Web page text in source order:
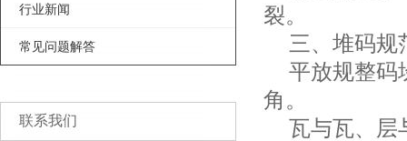
行业新闻
常见问题解答
联系我们
裂。
三、堆码规
平放规整码
角。
瓦与瓦、层